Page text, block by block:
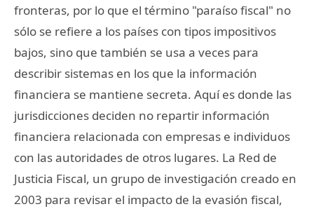
fronteras, por lo que el término "paraíso fiscal" no
sólo se refiere a los países con tipos impositivos
bajos, sino que también se usa a veces para
describir sistemas en los que la información
financiera se mantiene secreta. Aquí es donde las
jurisdicciones deciden no repartir información
financiera relacionada con empresas e individuos
con las autoridades de otros lugares. La Red de
Justicia Fiscal, un grupo de investigación creado en
2003 para revisar el impacto de la evasión fiscal,